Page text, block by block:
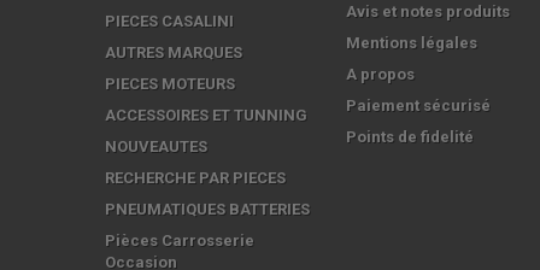
PIECES CASALINI
AUTRES MARQUES
PIECES MOTEURS
ACCESSOIRES ET TUNNING
NOUVEAUTES
RECHERCHE PAR PIECES
PNEUMATIQUES BATTERIES
Pièces Carrosserie
Occasion
Avis et notes produits
Mentions légales
A propos
Paiement sécurisé
Points de fidelité